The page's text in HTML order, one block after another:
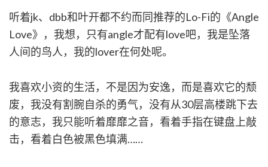
听着jk、dbb和叶开都不约而同推荐的Lo-Fi的《Angle
Love》，我想，只有angle才配有love吧，我是坠落
人间的鸟人，我的lover在何处呢。
我喜欢小资的生活，不是因为安逸，而是喜欢它的颓
废，我没有割腕自杀的勇气，没有从30层高楼跳下去
的意志，我只能听着靡靡之音，看着手指在键盘上敲
击，看着白色被黑色填满……